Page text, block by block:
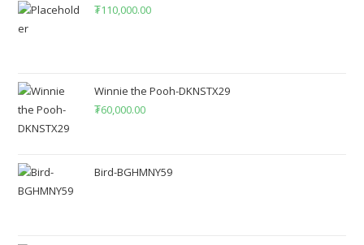
₮110,000.00
Winnie the Pooh-DKNSTX29
₮60,000.00
Bird-BGHMNY59